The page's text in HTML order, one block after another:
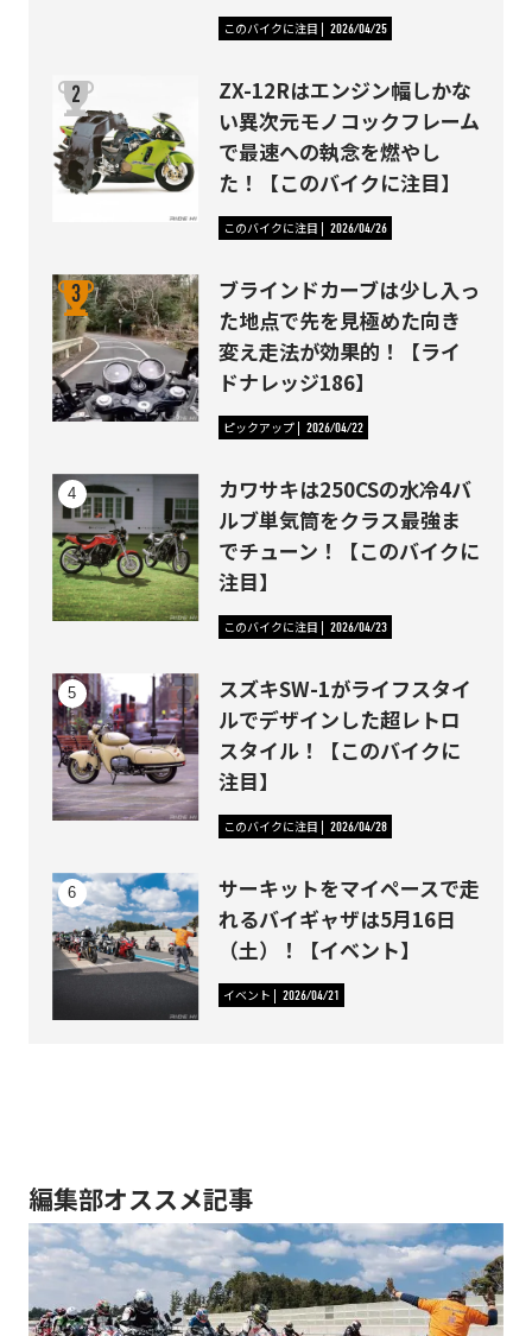
このバイクに注目 2026/04/25
ZX-12Rはエンジン幅しかな
い異次元モノコックフレーム
で最速への執念を燃やし
た！【このバイクに注目】
このバイクに注目 2026/04/26
ブラインドカーブは少し入っ
た地点で先を見極めた向き
変え走法が効果的！【ライ
ドナレッジ186】
ピックアップ 2026/04/22
カワサキは250CSの水冷4バ
ルブ単気筒をクラス最強ま
でチューン！【このバイクに
注目】
このバイクに注目 2026/04/23
スズキSW-1がライフスタイ
ルでデザインした超レトロ
スタイル！【このバイクに
注目】
このバイクに注目 2026/04/28
サーキットをマイペースで走
れるバイギャザは5月16日
（土）！【イベント】
イベント 2026/04/21
編集部オススメ記事